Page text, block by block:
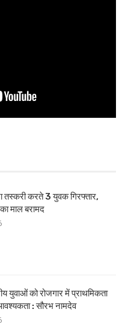
तस्करी करते 3 युवक गिरफ्तार,
माल बरामद
युवाओं को रोजगार में प्राथमिकता
: सौरभ नामदेव